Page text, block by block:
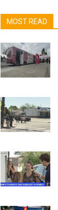
MOST READ